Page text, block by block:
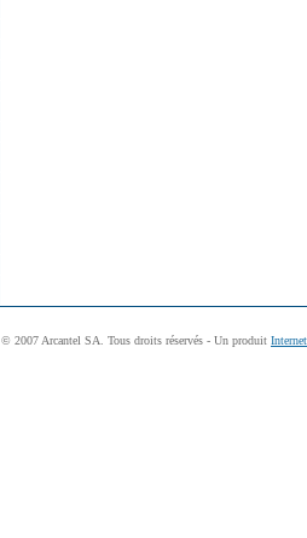
© 2007 Arcantel SA. Tous droits réservés - Un produit